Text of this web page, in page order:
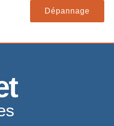
Dépannage